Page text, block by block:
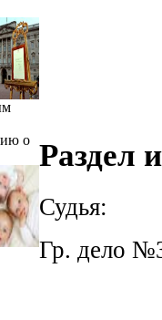
о Раздел
Судья:
Гр. дело